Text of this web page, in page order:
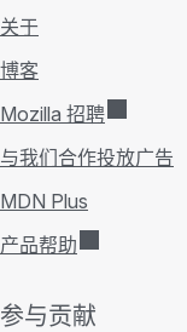
关于
博客
Mozilla 招聘
与我们合作投放广告
MDN Plus
产品帮助
参与贡献